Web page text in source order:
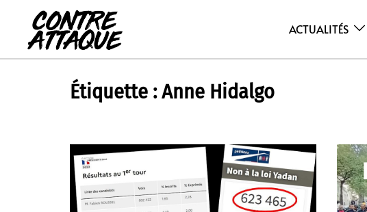
contenu
ACTUALITÉS
Étiquette :Anne Hidalgo